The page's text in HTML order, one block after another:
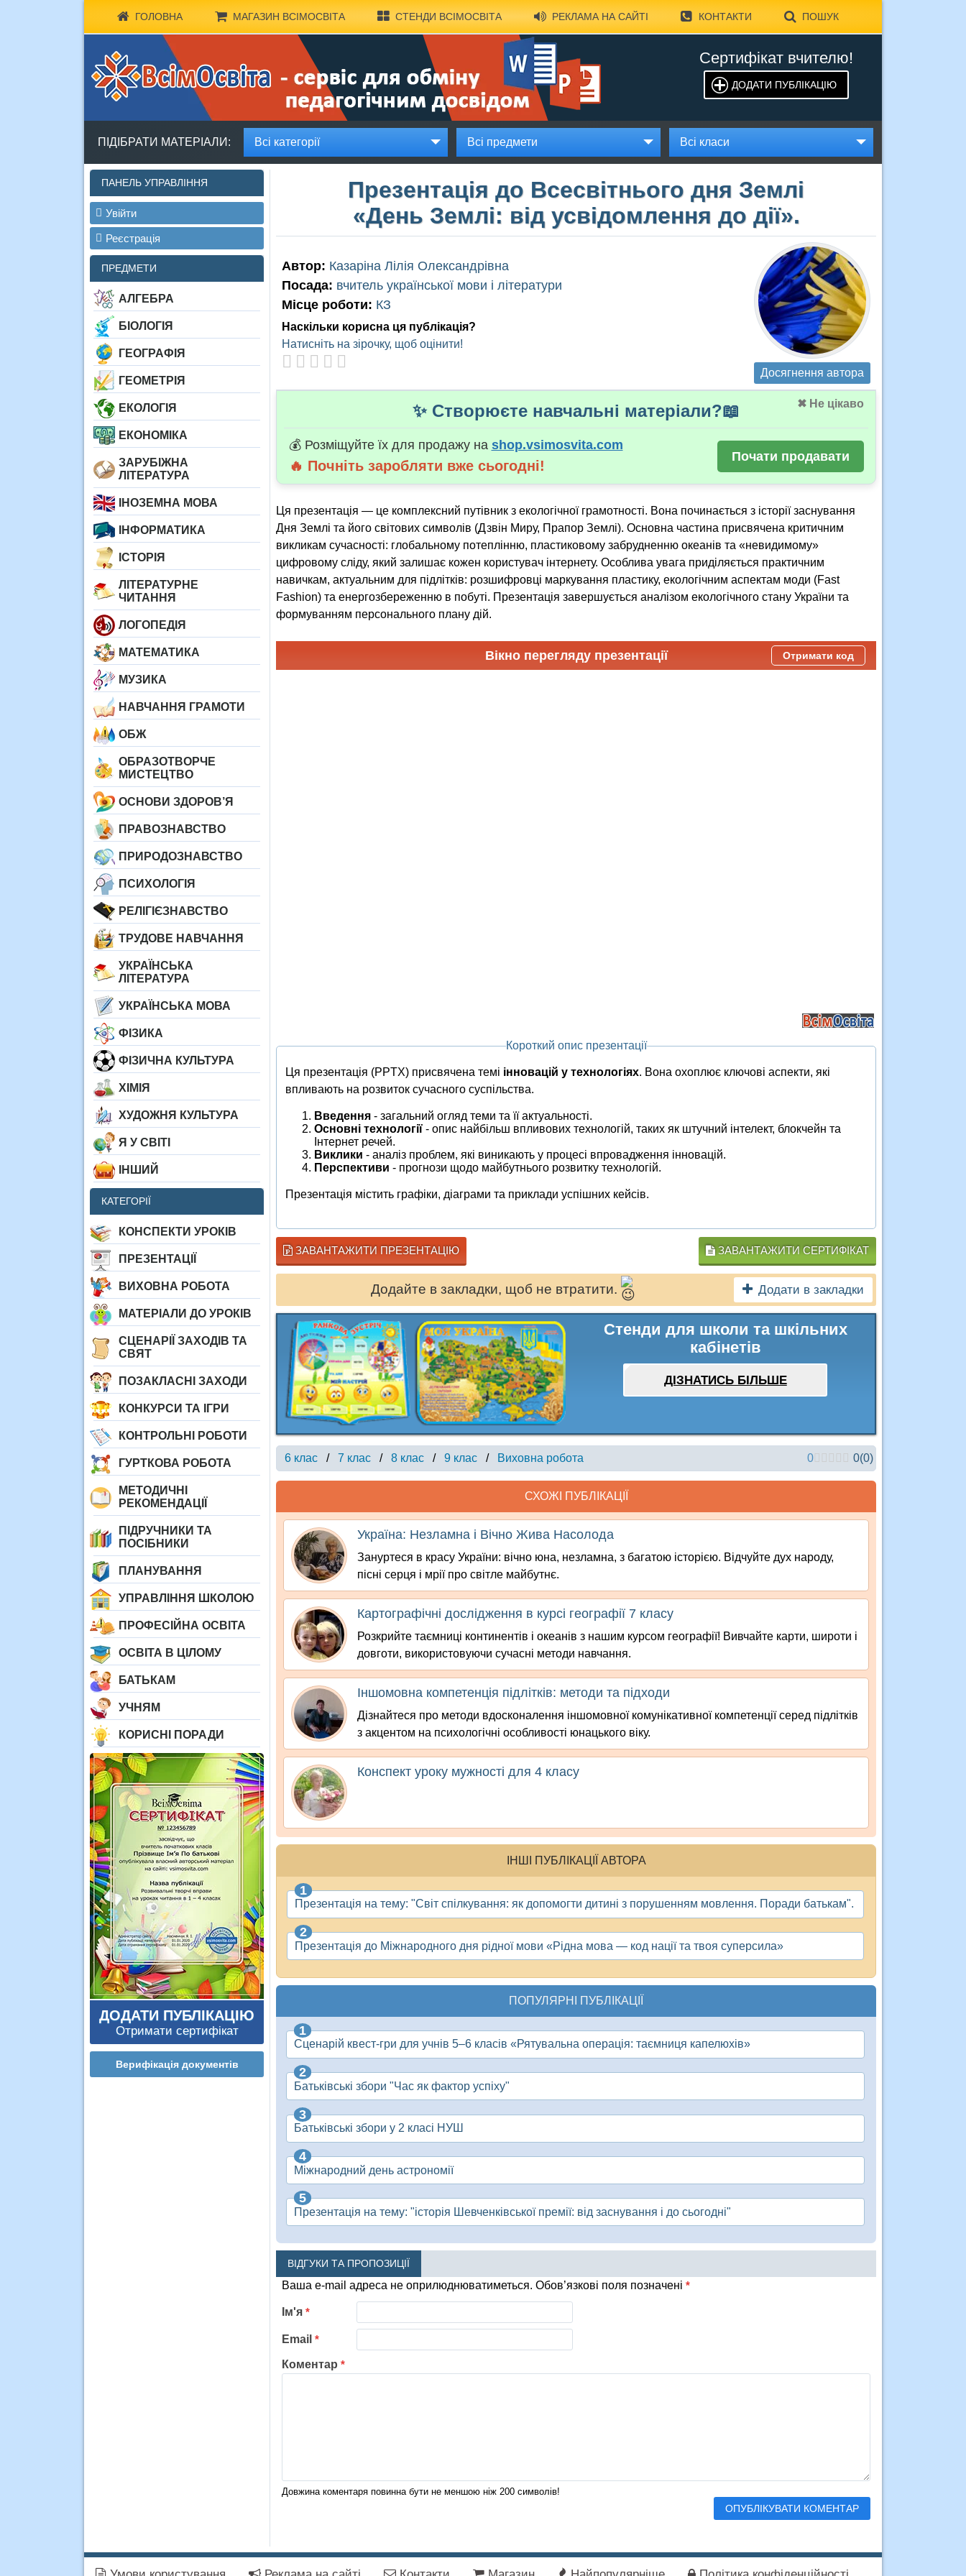
ГОЛОВНА МАГАЗИН ВСІМОСВІТА СТЕНДИ ВСІМОСВІТА РЕКЛАМА НА САЙТІ КОНТАКТИ ПОШУК
Сертифікат вчителю!
ДОДАТИ ПУБЛІКАЦІЮ
ПІДІБРАТИ МАТЕРІАЛИ: Всі категорії Всі предмети Всі класи
ПАНЕЛЬ УПРАВЛІННЯ
Увійти
Реєстрація
ПРЕДМЕТИ
АЛГЕБРА
БІОЛОГІЯ
ГЕОГРАФІЯ
ГЕОМЕТРІЯ
ЕКОЛОГІЯ
ЕКОНОМІКА
ЗАРУБІЖНА
ЛІТЕРАТУРА
ІНОЗЕМНА МОВА
ІНФОРМАТИКА
ІСТОРІЯ
ЛІТЕРАТУРНЕ
ЧИТАННЯ
ЛОГОПЕДІЯ
МАТЕМАТИКА
МУЗИКА
НАВЧАННЯ ГРАМОТИ
ОБЖ
ОБРАЗОТВОРЧЕ
МИСТЕЦТВО
ОСНОВИ ЗДОРОВ’Я
ПРАВОЗНАВСТВО
ПРИРОДОЗНАВСТВО
ПСИХОЛОГІЯ
РЕЛІГІЄЗНАВСТВО
ТРУДОВЕ НАВЧАННЯ
УКРАЇНСЬКА
ЛІТЕРАТУРА
УКРАЇНСЬКА МОВА
ФІЗИКА
ФІЗИЧНА КУЛЬТУРА
ХІМІЯ
ХУДОЖНЯ КУЛЬТУРА
Я У СВІТІ
ІНШИЙ
КАТЕГОРІЇ
КОНСПЕКТИ УРОКІВ
ПРЕЗЕНТАЦІЇ
ВИХОВНА РОБОТА
МАТЕРІАЛИ ДО УРОКІВ
СЦЕНАРІЇ ЗАХОДІВ ТА
СВЯТ
ПОЗАКЛАСНІ ЗАХОДИ
КОНКУРСИ ТА ІГРИ
КОНТРОЛЬНІ РОБОТИ
ГУРТКОВА РОБОТА
МЕТОДИЧНІ
РЕКОМЕНДАЦІЇ
ПІДРУЧНИКИ ТА
ПОСІБНИКИ
ПЛАНУВАННЯ
УПРАВЛІННЯ ШКОЛОЮ
ПРОФЕСІЙНА ОСВІТА
ОСВІТА В ЦІЛОМУ
БАТЬКАМ
УЧНЯМ
КОРИСНІ ПОРАДИ
ДОДАТИ ПУБЛІКАЦІЮ
Отримати сертифікат
Верифікація документів
Презентація до Всесвітнього дня Землі
«День Землі: від усвідомлення до дії».
Автор: Казаріна Лілія Олександрівна
Посада: вчитель української мови і літератури
Місце роботи: КЗ
Наскільки корисна ця публікація?
Натисніть на зірочку, щоб оцінити!
Досягнення автора
✖ Не цікаво
✨ Створюєте навчальні матеріали?📖
💰 Розміщуйте їх для продажу на shop.vsimosvita.com
🔥 Почніть заробляти вже сьогодні!
Почати продавати
Ця презентація — це комплексний путівник з екологічної грамотності. Вона починається з історії заснування
Дня Землі та його світових символів (Дзвін Миру, Прапор Землі). Основна частина присвячена критичним
викликам сучасності: глобальному потеплінню, пластиковому забрудненню океанів та «невидимому»
цифровому сліду, який залишає кожен користувач інтернету. Особлива увага приділяється практичним
навичкам, актуальним для підлітків: розшифровці маркування пластику, екологічним аспектам моди (Fast
Fashion) та енергозбереженню в побуті. Презентація завершується аналізом екологічного стану України та
формуванням персонального плану дій.
Вікно перегляду презентації Отримати код
Короткий опис презентації
Ця презентація (PPTX) присвячена темі інновацій у технологіях. Вона охоплює ключові аспекти, які
впливають на розвиток сучасного суспільства.
Введення - загальний огляд теми та її актуальності.
Основні технології - опис найбільш впливових технологій, таких як штучний інтелект, блокчейн та
Інтернет речей.
Виклики - аналіз проблем, які виникають у процесі впровадження інновацій.
Перспективи - прогнози щодо майбутнього розвитку технологій.
Презентація містить графіки, діаграми та приклади успішних кейсів.
ЗАВАНТАЖИТИ ПРЕЗЕНТАЦІЮ ЗАВАНТАЖИТИ СЕРТИФІКАТ
Додайте в закладки, щоб не втратити. Додати в закладки
Стенди для школи та шкільних
кабінетів
ДІЗНАТИСЬ БІЛЬШЕ
6 клас / 7 клас / 8 клас / 9 клас / Виховна робота 0 0(0)
СХОЖІ ПУБЛІКАЦІЇ
Україна: Незламна і Вічно Жива Насолода
Зануртеся в красу України: вічно юна, незламна, з багатою історією. Відчуйте дух народу,
пісні серця і мрії про світле майбутнє.
Картографічні дослідження в курсі географії 7 класу
Розкрийте таємниці континентів і океанів з нашим курсом географії! Вивчайте карти, широти і
довготи, використовуючи сучасні методи навчання.
Іншомовна компетенція підлітків: методи та підходи
Дізнайтеся про методи вдосконалення іншомовної комунікативної компетенції серед підлітків
з акцентом на психологічні особливості юнацького віку.
Конспект уроку мужності для 4 класу
ІНШІ ПУБЛІКАЦІЇ АВТОРА
Презентація на тему: "Світ спілкування: як допомогти дитині з порушенням мовлення. Поради батькам".
Презентація до Міжнародного дня рідної мови «Рідна мова — код нації та твоя суперсила»
ПОПУЛЯРНІ ПУБЛІКАЦІЇ
Сценарій квест-гри для учнів 5–6 класів «Рятувальна операція: таємниця капелюхів»
Батьківські збори "Час як фактор успіху"
Батьківські збори у 2 класі НУШ
Міжнародний день астрономії
Презентація на тему: "історія Шевченківської премії: від заснування і до сьогодні"
ВІДГУКИ ТА ПРОПОЗИЦІЇ
Ваша e-mail адреса не оприлюднюватиметься. Обов’язкові поля позначені *
Коментар *
Довжина коментаря повинна бути не меншою ніж 200 символів!
Ім'я *
Email *